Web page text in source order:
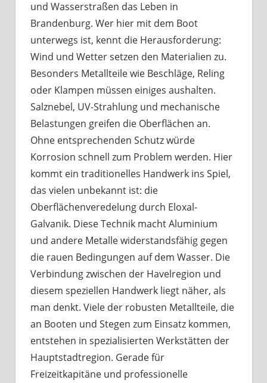
tun?
und Wasserstraßen das Leben in
Brandenburg. Wer hier mit dem Boot
unterwegs ist, kennt die Herausforderung:
Wind und Wetter setzen den Materialien zu.
Besonders Metallteile wie Beschläge, Reling
oder Klampen müssen einiges aushalten.
Salznebel, UV-Strahlung und mechanische
Belastungen greifen die Oberflächen an.
Ohne entsprechenden Schutz würde
Korrosion schnell zum Problem werden. Hier
kommt ein traditionelles Handwerk ins Spiel,
das vielen unbekannt ist: die
Oberflächenveredelung durch Eloxal-
Galvanik. Diese Technik macht Aluminium
und andere Metalle widerstandsfähig gegen
die rauen Bedingungen auf dem Wasser. Die
Verbindung zwischen der Havelregion und
diesem speziellen Handwerk liegt näher, als
man denkt. Viele der robusten Metallteile, die
an Booten und Stegen zum Einsatz kommen,
entstehen in spezialisierten Werkstätten der
Hauptstadtregion. Gerade für
Freizeitkapitäne und professionelle